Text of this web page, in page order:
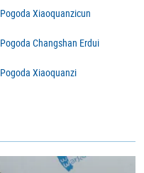
Pogoda Xiaoquanzicun
Pogoda Changshan Erdui
Pogoda Xiaoquanzi